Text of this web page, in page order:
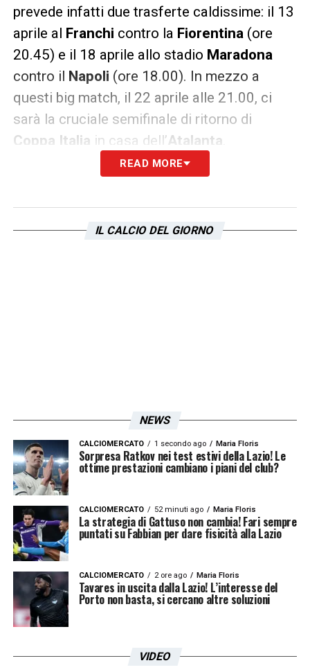
prevede infatti due trasferte caldissime: il 13
aprile al Franchi contro la Fiorentina(ore
20.45) e il 18 aprile allo stadio Maradona
contro il Napoli (ore 18.00). In mezzo a
questi big match, il 22 aprile alle 21.00, ci
sarà la cruciale semifinale di ritorno di
Coppa Italia in casa dell’Atalanta
Il gran finale del Calendario Lazio ad
aprile
A chiudere questo mese intensissimo sarà il
READ MORE
IL CALCIO DEL GIORNO
NEWS
CALCIOMERCATO 1 secondo ago Maria Floris
Sorpresa Ratkov nei test estivi della Lazio! Le
ottime prestazioni cambiano i piani del club?
CALCIOMERCATO 52 minuti ago Maria Floris
La strategia di Gattuso non cambia! Fari sempre
puntati su Fabbian per dare fisicità alla Lazio
CALCIOMERCATO 2 ore ago Maria Floris
Tavares in uscita dalla Lazio! L’interesse del
Porto non basta, si cercano altre soluzioni
VIDEO